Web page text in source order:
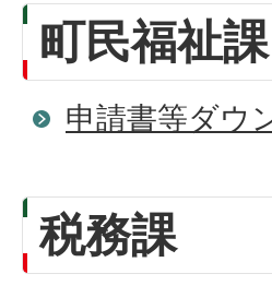
町民福祉課
申請書等ダウ
税務課